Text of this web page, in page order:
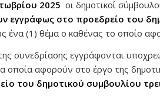
2025 οι δημοτικοί
εγγράφως στο προεδρείο του
ένα (1) θέμα ο καθένας το οποίο
συνεδρίασης εγγράφονται
οποία αφορούν στο έργο της
του δημοτικού συμβουλίου